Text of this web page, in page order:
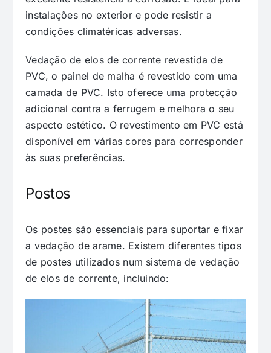
instalações no exterior e pode resistir a
condições climatéricas adversas.
Vedação de elos de corrente revestida de
PVC, o painel de malha é revestido com uma
camada de PVC. Isto oferece uma protecção
adicional contra a ferrugem e melhora o seu
aspecto estético. O revestimento em PVC está
disponível em várias cores para corresponder
às suas preferências.
Postos
Os postes são essenciais para suportar e fixar
a vedação de arame. Existem diferentes tipos
de postes utilizados num sistema de vedação
de elos de corrente, incluindo: